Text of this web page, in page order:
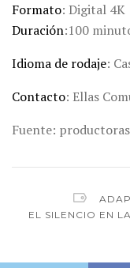
Formato: Digital 4K
Duración:100
Idioma de rodaje:
Contacto: Ellas
Fuente: productoras
EL SILENCIO EN